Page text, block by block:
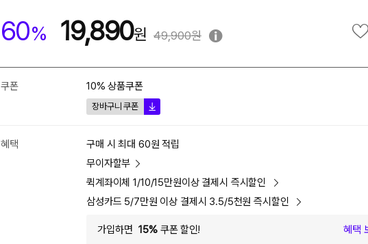
60% 19,890 49,900원
쿠폰 10% 상품쿠폰
장바구니 쿠폰
혜택
구매 시 최대 60원 적립
무이자할부
퀵계좌이체 1/10/15만원이상 결제시 즉시할인
삼성카드 5/7만원 이상 결제시 3.5/5천원 즉시할인
가입하면 15%쿠폰 할인! 혜택